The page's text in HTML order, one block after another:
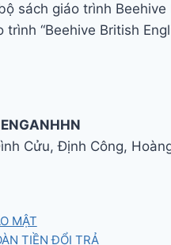
sách giáo trình Beehive
trình “Beehive British
Cửu, Định Công,
MẬT
TIỀN ĐỔI TRẢ